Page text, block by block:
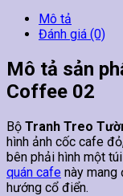
Mô tả
Đánh giá (0)
Mô tả sản
Coffee 02
Bộ Tranh Treo
hình ảnh cốc cafe
bên phải hình một
quán cafe này mang
hướng cổ điển.